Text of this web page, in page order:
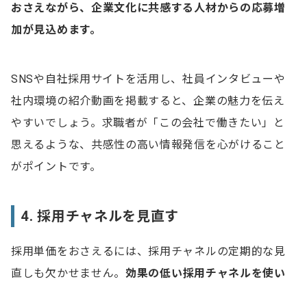
おさえながら、企業文化に共感する人材からの応募増
加が見込めます。
SNSや自社採用サイトを活用し、社員インタビューや
社内環境の紹介動画を掲載すると、企業の魅力を伝え
やすいでしょう。求職者が「この会社で働きたい」と
思えるような、共感性の高い情報発信を心がけること
がポイントです。
4. 採用チャネルを見直す
採用単価をおさえるには、採用チャネルの定期的な見
直しも欠かせません。 効果の低い採用チャネルを使い